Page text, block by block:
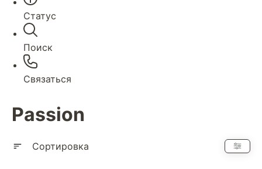
Статус
Поиск
Связаться
Passion
Сортировка